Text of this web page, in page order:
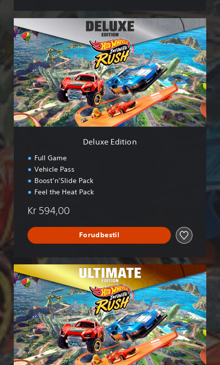
e
l
u
x
e
E
d
i
t
i
o
Deluxe Edition
Full Game
Vehicle Pass
Boost’n’Slide Pack
Feel the Heat Pack
Kr 594,00
Forudbestil
l
t
i
m
a
t
e
E
d
i